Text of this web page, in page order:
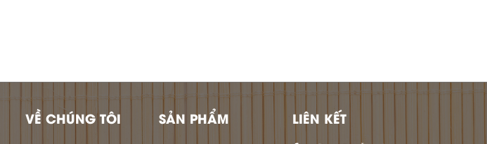
VỀ CHÚNG TÔI SẢN PHẨM LIÊN KẾT